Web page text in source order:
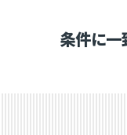
条件に一